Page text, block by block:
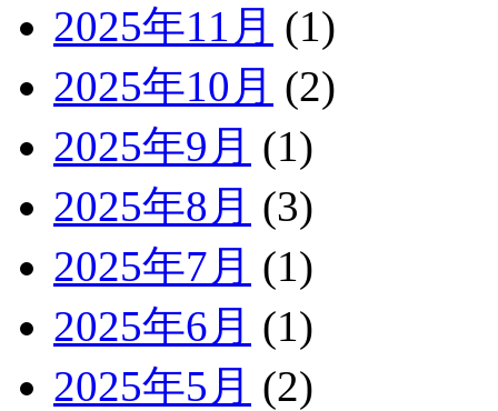
2025年11月 (1)
2025年10月 (2)
2025年9月 (1)
2025年8月 (3)
2025年7月 (1)
2025年6月 (1)
2025年5月 (2)